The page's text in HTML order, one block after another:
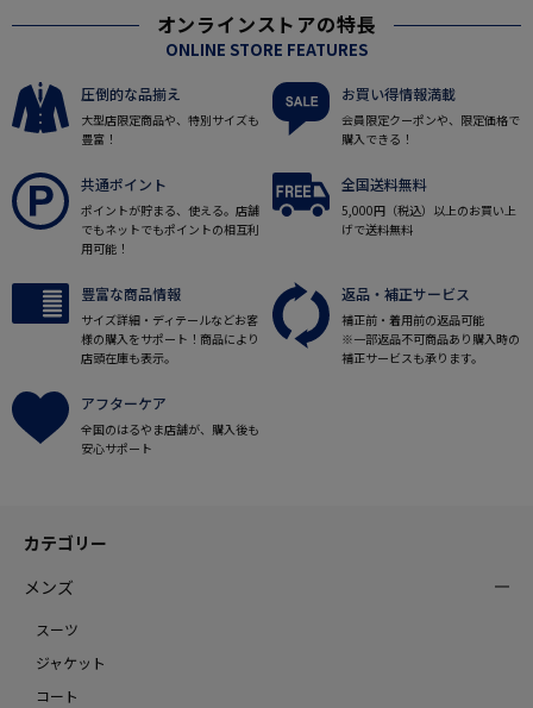
オンラインストアの特長
ONLINE STORE FEATURES
圧倒的な品揃え
大型店限定商品や、特別サイズも
豊富！
お買い得情報満載
会員限定クーポンや、限定価格で
購入できる！
共通ポイント
ポイントが貯まる、使える。店舗
でもネットでもポイントの相互利
用可能！
全国送料無料
5,000円（税込）以上のお買い上
げで送料無料
豊富な商品情報
サイズ詳細・ディテールなどお客
様の購入をサポート！商品により
店頭在庫も表示。
返品・補正サービス
補正前・着用前の返品可能
※一部返品不可商品あり購入時の
補正サービスも承ります。
アフターケア
全国のはるやま店舗が、購入後も
安心サポート
カテゴリー
メンズ
スーツ
ジャケット
コート